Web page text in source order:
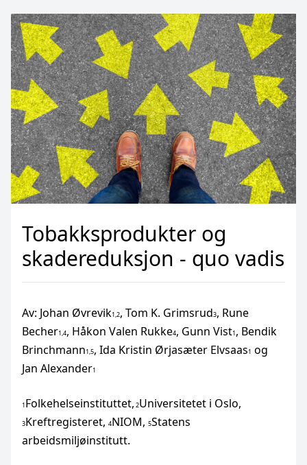
Tobakksprodukter og
skadereduksjon - quo vadis
Av: Johan Øvrevik1,2, Tom K. Grimsrud3, Rune
Becher1,4, Håkon Valen Rukke4, Gunn Vist1, Bendik
Brinchmann1,5, Ida Kristin Ørjasæter Elvsaas1 og
Jan Alexander1
1Folkehelseinstituttet, 2Universitetet i Oslo,
3Kreftregisteret, 4NIOM, 5Statens
arbeidsmiljøinstitutt.